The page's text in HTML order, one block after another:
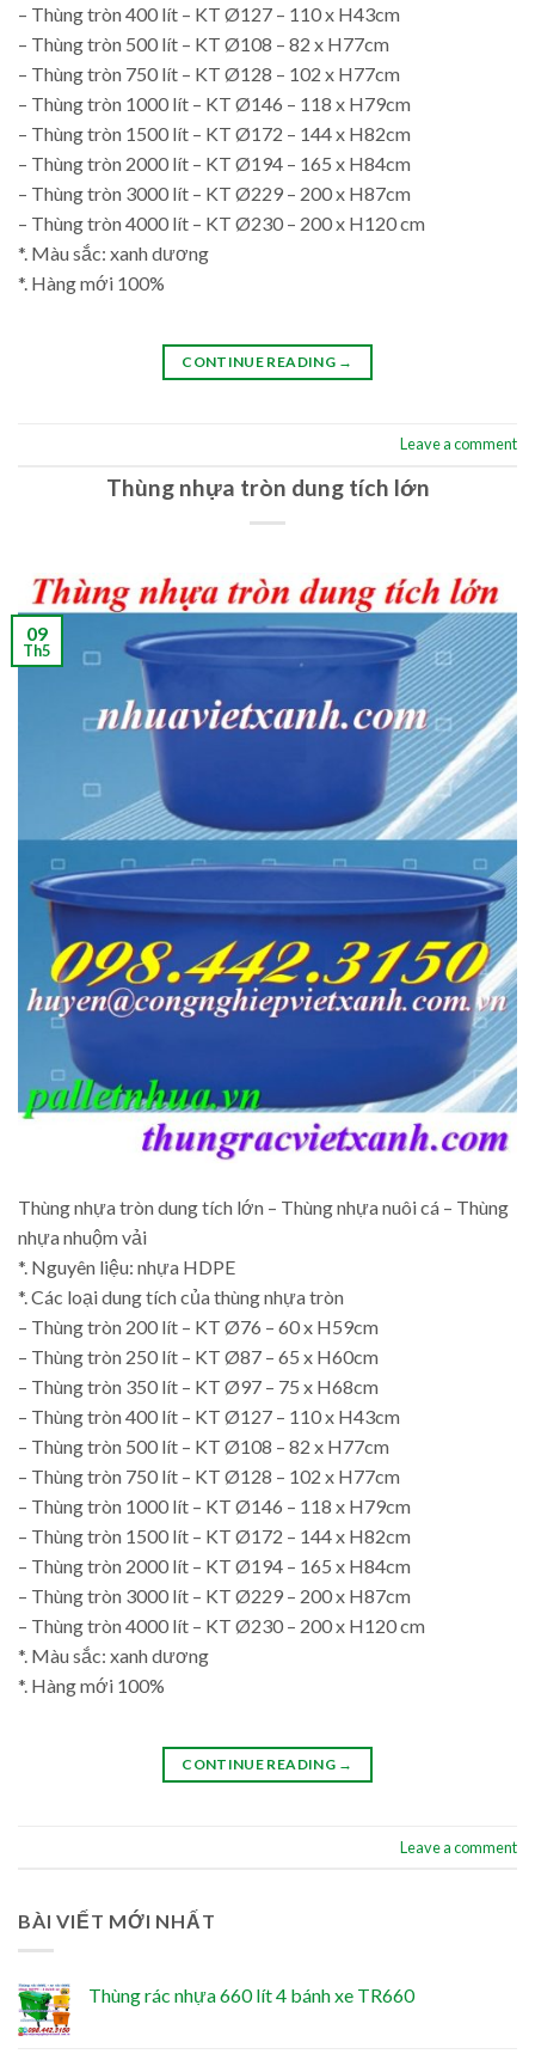
– Thùng tròn 400 lít – KT Ø127 – 110 x H43cm
– Thùng tròn 500 lít – KT Ø108 – 82 x H77cm
– Thùng tròn 750 lít – KT Ø128 – 102 x H77cm
– Thùng tròn 1000 lít – KT Ø146 – 118 x H79cm
– Thùng tròn 1500 lít – KT Ø172 – 144 x H82cm
– Thùng tròn 2000 lít – KT Ø194 – 165 x H84cm
– Thùng tròn 3000 lít – KT Ø229 – 200 x H87cm
– Thùng tròn 4000 lít – KT Ø230 – 200 x H120 cm
*. Màu sắc: xanh dương
*. Hàng mới 100%
CONTINUE READING →
Leave a comment
Thùng nhựa tròn dung tích lớn
09
Th5
Thùng nhựa tròn dung tích lớn – Thùng nhựa nuôi cá – Thùng
nhựa nhuộm vải
*. Nguyên liệu: nhựa HDPE
*. Các loại dung tích của thùng nhựa tròn
– Thùng tròn 200 lít – KT Ø76 – 60 x H59cm
– Thùng tròn 250 lít – KT Ø87 – 65 x H60cm
– Thùng tròn 350 lít – KT Ø97 – 75 x H68cm
– Thùng tròn 400 lít – KT Ø127 – 110 x H43cm
– Thùng tròn 500 lít – KT Ø108 – 82 x H77cm
– Thùng tròn 750 lít – KT Ø128 – 102 x H77cm
– Thùng tròn 1000 lít – KT Ø146 – 118 x H79cm
– Thùng tròn 1500 lít – KT Ø172 – 144 x H82cm
– Thùng tròn 2000 lít – KT Ø194 – 165 x H84cm
– Thùng tròn 3000 lít – KT Ø229 – 200 x H87cm
– Thùng tròn 4000 lít – KT Ø230 – 200 x H120 cm
*. Màu sắc: xanh dương
*. Hàng mới 100%
CONTINUE READING →
Leave a comment
BÀI VIẾT MỚI NHẤT
Thùng rác nhựa 660 lít 4 bánh xe TR660